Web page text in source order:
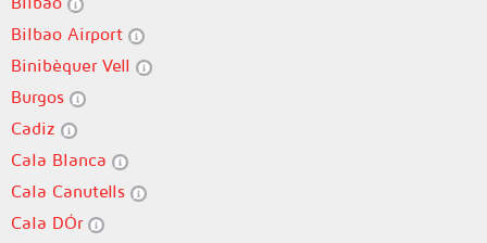
Bilbao Airport
Binibèquer Vell
Burgos
Cadiz
Cala Blanca
Cala Canutells
Cala DÓr